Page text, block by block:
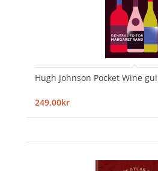
Hugh Johnson Pocket Wine
249,00kr